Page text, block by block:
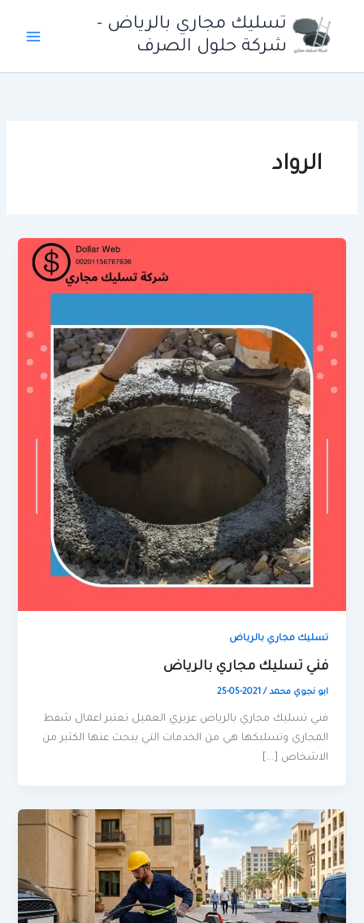
المحتوى
تسليك مجاري بالرياض -
شركة حلول الصرف
الرواد
تسليك مجاري بالرياض
فني تسليك مجاري بالرياض
ابو نجوي محمد/
2021-05-25
فني تسليك مجاري بالرياض عزيزي العميل تعتبر اعمال شفط
المجاري وتسليكها هي من الخدمات التي يبحث عنها الكثير من
الاشخاص […]